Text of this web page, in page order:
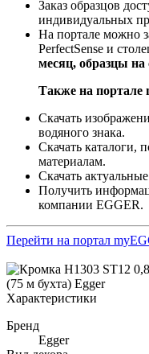
Заказ образцов
индивидуальных
На портале можно
PerfectSense и
месяц, образцы
Также на
Скачать
водяного знака.
Скачать
материалам.
Скачать
Получить
компании EGGER.
Перейти на портал
Характеристики
Бренд
Egger